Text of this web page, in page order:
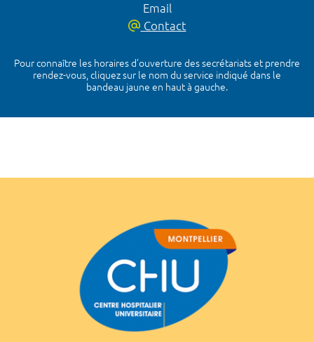
Email
Contact
Pour connaître les horaires d’ouverture des secrétariats et prendre
rendez-vous, cliquez sur le nom du service indiqué dans le
bandeau jaune en haut à gauche.